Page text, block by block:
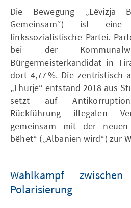
Die Bewegung „Lëvizja
Gemeinsam“) ist eine
linkssozialistische Partei.
bei der
Bürgermeisterkandidat in
dort 4,77 %. Die zentristisch
„Thurje“ entstand 2018 aus
setzt auf
Rückführung illegalen
gemeinsam mit der
bëhet“ („Albanien wird“) zur
Wahlkampf
Polarisierung